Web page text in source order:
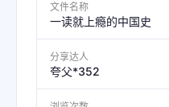
文件名称
一读就上瘾的中国史
分享达人
夸父*352